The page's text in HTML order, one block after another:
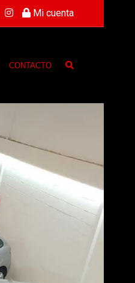
Mi cuenta
CONTACTO